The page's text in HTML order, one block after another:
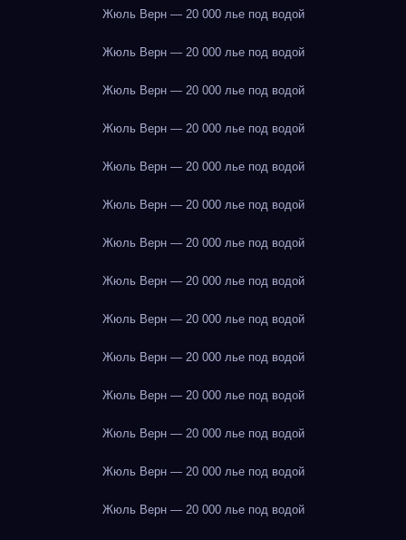
Жюль Верн — 20 000 лье под водой
Жюль Верн — 20 000 лье под водой
Жюль Верн — 20 000 лье под водой
Жюль Верн — 20 000 лье под водой
Жюль Верн — 20 000 лье под водой
Жюль Верн — 20 000 лье под водой
Жюль Верн — 20 000 лье под водой
Жюль Верн — 20 000 лье под водой
Жюль Верн — 20 000 лье под водой
Жюль Верн — 20 000 лье под водой
Жюль Верн — 20 000 лье под водой
Жюль Верн — 20 000 лье под водой
Жюль Верн — 20 000 лье под водой
Жюль Верн — 20 000 лье под водой